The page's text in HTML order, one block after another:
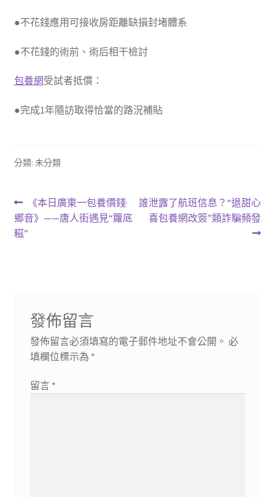
●不花錢應用可接收房距離缺損封堵體系
●不花錢的術前、術后相干檢討
包養網受試者抵償：
●完成1年隨訪取得恰當的路況補貼
分類: 未分類
文
章
上
一
篇
《本日廣東一包養價錢·
鄉音》——唐人街遇見“籮底
糍”
下
誰泄露了航班信息？“退甜心
喜包養網改簽”類詐騙頻發
發佈留言
發佈留言必須填寫的電子郵件地址不會公開。 必
填欄位標示為 *
留言 *